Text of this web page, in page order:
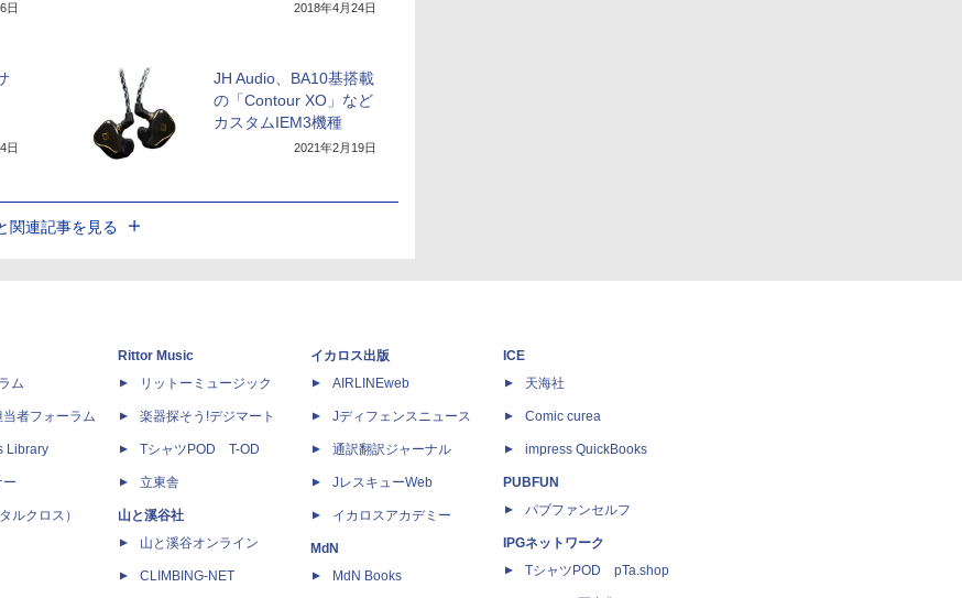
日 2018年4月24日
日
JH Audio、BA10基搭載
の「Contour XO」など
カスタムIEM3機種
2021年2月19日
関連記事を見る
ム
者フォーラム
Library
ー
ルクロス）
Rittor Music
リットーミュージック
楽器探そう!デジマート
TシャツPOD T-OD
立東舎
山と溪谷社
山と溪谷オンライン
CLIMBING-NET
イカロス出版
AIRLINEweb
Jディフェンスニュース
通訳翻訳ジャーナル
JレスキューWeb
イカロスアカデミー
MdN
MdN Books
ICE
天海社
Comic curea
impress QuickBooks
PUBFUN
パブファンセルフ
IPGネットワーク
TシャツPOD pTa.shop